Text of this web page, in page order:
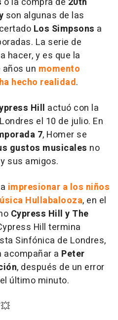
son algunas de las
Los Simpsons a
La serie de
hacer, y es que la
un momento
hecho realidad.
Hill actuó con la
el 10 de julio. En
7, Homer se
gustos musicales no
sus amigos.
impresionar a los niños
Hullabalooza, en el
Cypress Hill y The
Hill termina
Sinfónica de Londres,
acompañar a Peter
, después de un error
último minuto.